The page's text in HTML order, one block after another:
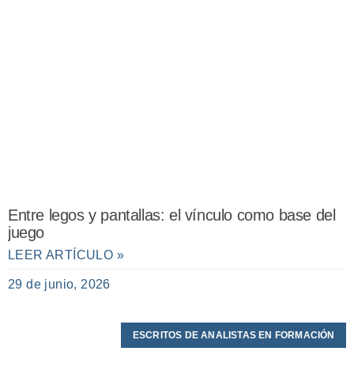
Entre legos y pantallas: el vínculo como base del
juego
LEER ARTÍCULO »
29 de junio, 2026
ESCRITOS DE ANALISTAS EN FORMACIÓN